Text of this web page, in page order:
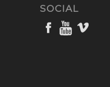
SOCIAL